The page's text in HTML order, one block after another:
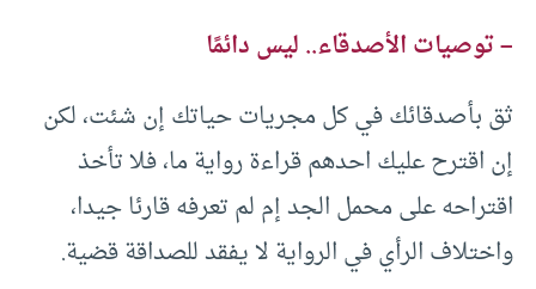
– توصيات الأصدقاء.. ليس دائمًا
ثق بأصدقائك في كل مجريات حياتك إن شئت، لكن
إن اقترح عليك احدهم قراءة رواية ما، فلا تأخذ
اقتراحه على محمل الجد إم لم تعرفه قارئا جيدا،
واختلاف الرأي في الرواية لا يفقد للصداقة قضية.